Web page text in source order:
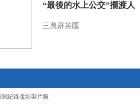
“最後的水上公交”擺渡人
三農群英匯
聞紀錄電影製片廠